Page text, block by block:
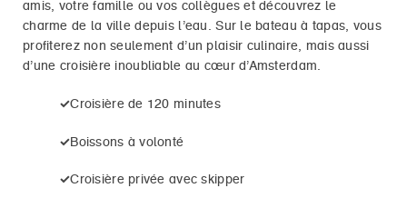
amis, votre famille ou vos collègues et découvrez le
charme de la ville depuis l’eau. Sur le bateau à tapas, vous
profiterez non seulement d’un plaisir culinaire, mais aussi
d’une croisière inoubliable au cœur d’Amsterdam.
✓Croisière de 120 minutes
✓Boissons à volonté
✓Croisière privée avec skipper